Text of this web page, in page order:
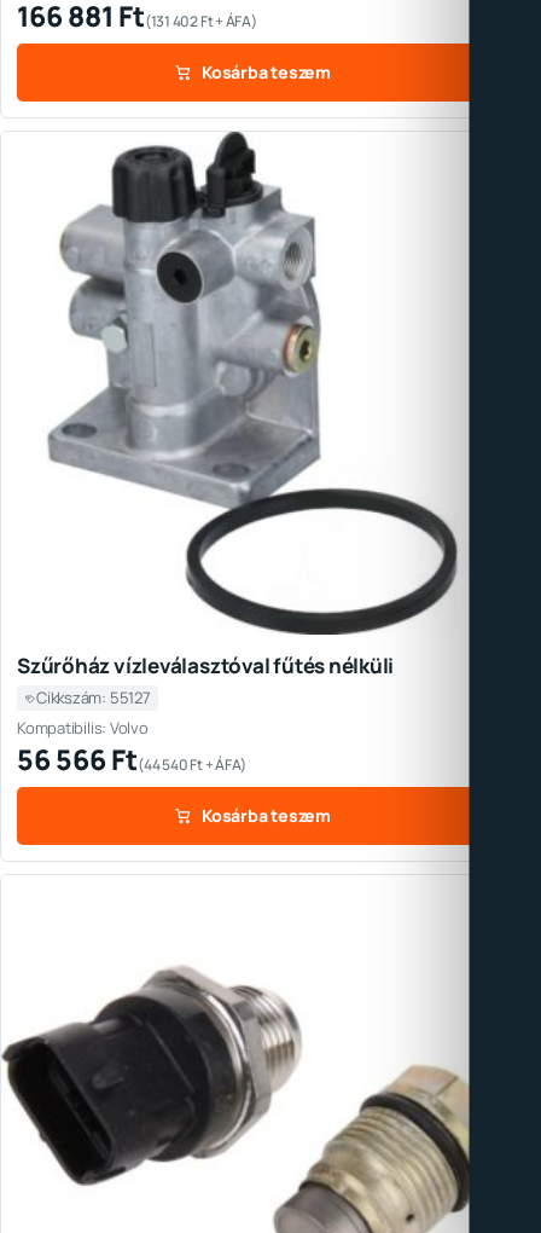
166 881 Ft(131 402Ft+ ÁFA)
Kosárba teszem
Szűrőház vízleválasztóval fűtés nélküli
Cikkszám: 55127
Kompatibilis: Volvo
56 566Ft(44 540Ft+ ÁFA)
Kosárba teszem